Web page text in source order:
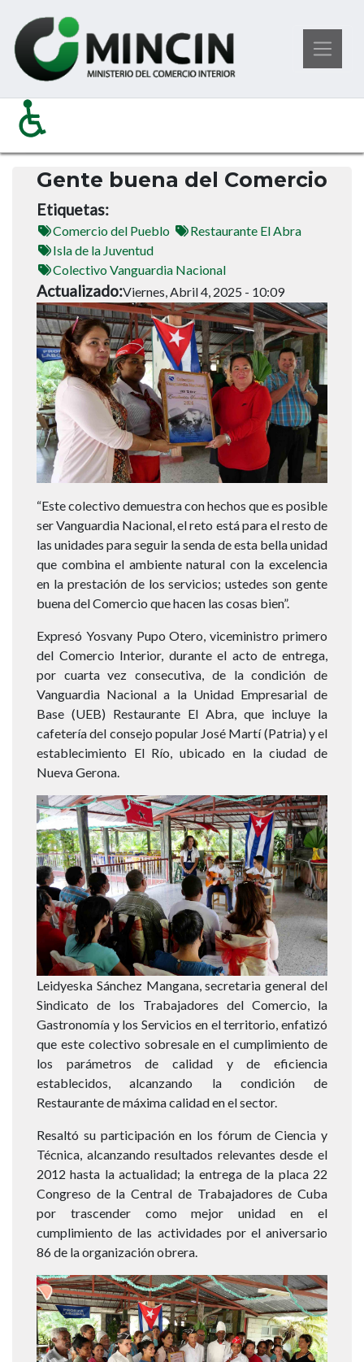
Gente buena del Comercio
Etiquetas
Comercio del Pueblo
Restaurante El Abra
Isla de la Juventud
Colectivo Vanguardia Nacional
Actualizado Viernes, Abril 4, 2025 - 10:09
“Este colectivo demuestra con hechos que es posible
ser Vanguardia Nacional, el reto está para el resto de
las unidades para seguir la senda de esta bella unidad
que combina el ambiente natural con la excelencia
en la prestación de los servicios; ustedes son gente
buena del Comercio que hacen las cosas bien”.
Expresó Yosvany Pupo Otero, viceministro primero
del Comercio Interior, durante el acto de entrega,
por cuarta vez consecutiva, de la condición de
Vanguardia Nacional a la Unidad Empresarial de
Base (UEB) Restaurante El Abra, que incluye la
cafetería del consejo popular José Martí (Patria) y el
establecimiento El Río, ubicado en la ciudad de
Nueva Gerona.
Imagen
Leidyeska Sánchez Mangana, secretaria general del
Sindicato de los Trabajadores del Comercio, la
Gastronomía y los Servicios en el territorio, enfatizó
que este colectivo sobresale en el cumplimiento de
los parámetros de calidad y de eficiencia
establecidos, alcanzando la condición de
Restaurante de máxima calidad en el sector.
Resaltó su participación en los fórum de Ciencia y
Técnica, alcanzando resultados relevantes desde el
2012 hasta la actualidad; la entrega de la placa 22
Congreso de la Central de Trabajadores de Cuba
por trascender como mejor unidad en el
cumplimiento de las actividades por el aniversario
86 de la organización obrera.
Imagen